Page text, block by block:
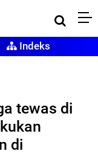
Indeks
tewas di
di